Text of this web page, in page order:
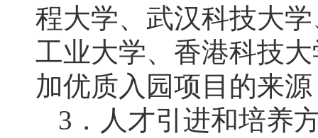
程大学、武汉科技大
工业大学、香港科技
加优质入园项目的来
3．人才引进和培养